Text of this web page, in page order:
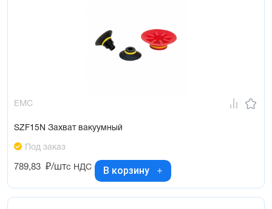
EMC
SZF15N Захват вакуумный
Под заказ
789,83 ₽/штс НДС В корзину